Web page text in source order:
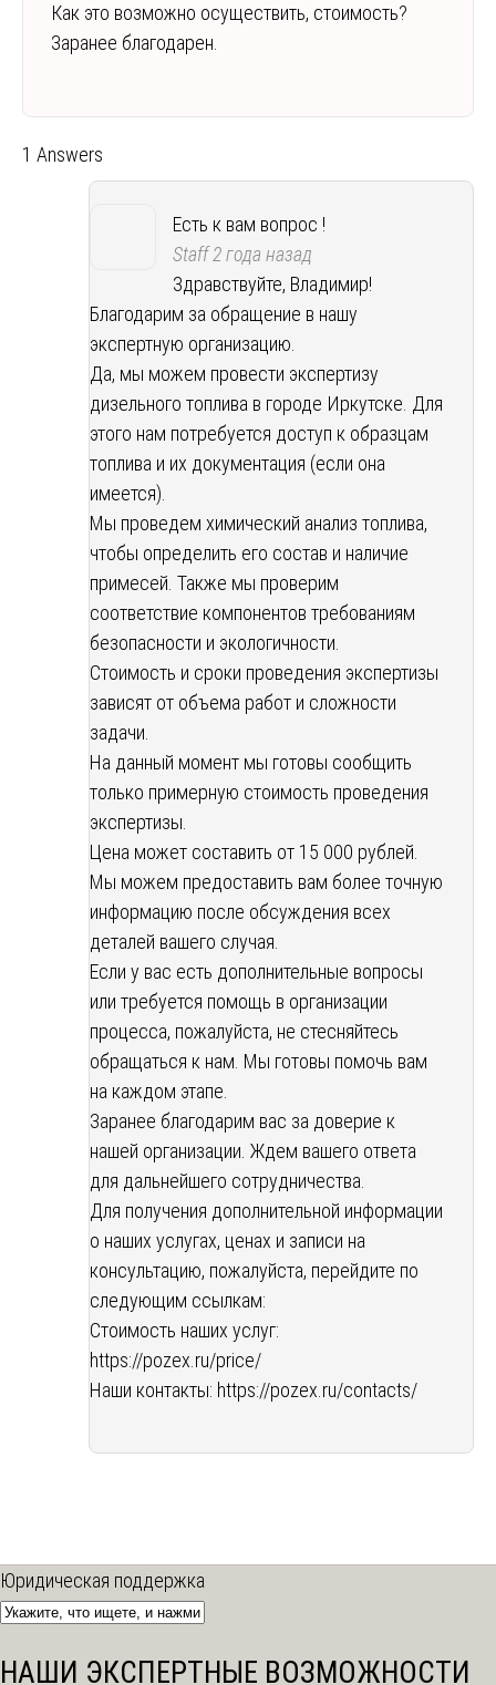
Как это возможно осуществить, стоимость?
Заранее благодарен.
1 Answers
Есть к вам вопрос !
Staff2 года назад
Здравствуйте, Владимир!
Благодарим за обращение в нашу
экспертную организацию.
Да, мы можем провести экспертизу
дизельного топлива в городе Иркутске. Для
этого нам потребуется доступ к образцам
топлива и их документация (если она
имеется).
Мы проведем химический анализ топлива,
чтобы определить его состав и наличие
примесей. Также мы проверим
соответствие компонентов требованиям
безопасности и экологичности.
Стоимость и сроки проведения экспертизы
зависят от объема работ и сложности
задачи.
На данный момент мы готовы сообщить
только примерную стоимость проведения
экспертизы.
Цена может составить от 15 000 рублей.
Мы можем предоставить вам более точную
информацию после обсуждения всех
деталей вашего случая.
Если у вас есть дополнительные вопросы
или требуется помощь в организации
процесса, пожалуйста, не стесняйтесь
обращаться к нам. Мы готовы помочь вам
на каждом этапе.
Заранее благодарим вас за доверие к
нашей организации. Ждем вашего ответа
для дальнейшего сотрудничества.
Для получения дополнительной информации
о наших услугах, ценах и записи на
консультацию, пожалуйста, перейдите по
следующим ссылкам:
Стоимость наших услуг:
https://pozex.ru/price/
Наши контакты: https://pozex.ru/contacts/
Юридическая поддержка
НАШИ ЭКСПЕРТНЫЕ ВОЗМОЖНОСТИ